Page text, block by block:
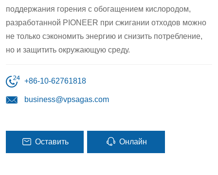
поддержания горения с обогащением кислородом,
разработанной PIONEER при сжигании отходов можно
не только сэкономить энергию и снизить потребление,
но и защитить окружающую среду.
+86-10-62761818
business@vpsagas.com
Оставить Онлайн